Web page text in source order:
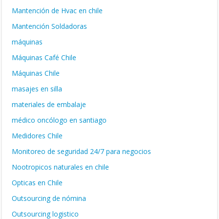
Mantención de Hvac en chile
Mantención Soldadoras
máquinas
Máquinas Café Chile
Máquinas Chile
masajes en silla
materiales de embalaje
médico oncólogo en santiago
Medidores Chile
Monitoreo de seguridad 24/7 para negocios
Nootropicos naturales en chile
Opticas en Chile
Outsourcing de nómina
Outsourcing logistico